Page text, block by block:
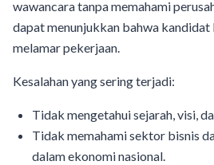
wawancara tanpa memahami
dapat menunjukkan bahwa kandidat
melamar pekerjaan.
Kesalahan yang sering terjadi:
Tidak mengetahui sejarah, visi,
Tidak memahami sektor bisnis
dalam ekonomi nasional.